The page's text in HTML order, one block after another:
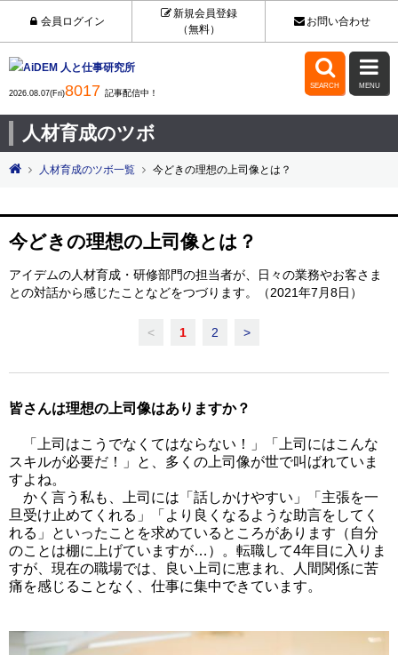
会員ログイン
新規会員登録
（無料）
お問い合わせ
2026.08.07(Fri)8017 記事配信中！

SEARCH

MENU
人材育成のツボ
人材育成のツボ一覧 今どきの理想の上司像とは？
今どきの理想の上司像とは？
アイデムの人材育成・研修部門の担当者が、日々の業務やお客さま
との対話から感じたことなどをつづります。（2021年7月8日）
< 1 2 >
皆さんは理想の上司像はありますか？
「上司はこうでなくてはならない！」「上司にはこんな
スキルが必要だ！」と、多くの上司像が世で叫ばれていま
すよね。
かく言う私も、上司には「話しかけやすい」「主張を一
旦受け止めてくれる」「より良くなるような助言をしてく
れる」といったことを求めているところがあります（自分
のことは棚に上げていますが…）。転職して4年目に入りま
すが、現在の職場では、良い上司に恵まれ、人間関係に苦
痛を感じることなく、仕事に集中できています。